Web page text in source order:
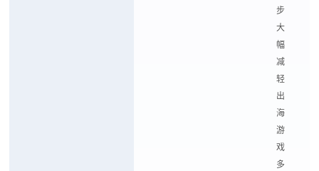
步
大
幅
减
轻
出
海
游
戏
多